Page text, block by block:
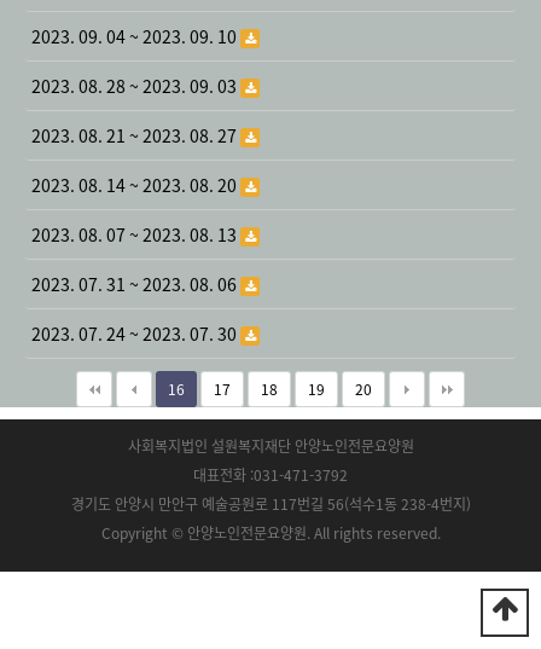
2023. 09. 04 ~ 2023. 09. 10
2023. 08. 28 ~ 2023. 09. 03
2023. 08. 21 ~ 2023. 08. 27
2023. 08. 14 ~ 2023. 08. 20
2023. 08. 07 ~ 2023. 08. 13
2023. 07. 31 ~ 2023. 08. 06
2023. 07. 24 ~ 2023. 07. 30
16 17 18 19 20
사회복지법인 설원복지재단 안양노인전문요양원
대표전화 :031-471-3792
경기도 안양시 만안구 예술공원로 117번길 56(석수1동 238-4번지)
Copyright © 안양노인전문요양원. All rights reserved.